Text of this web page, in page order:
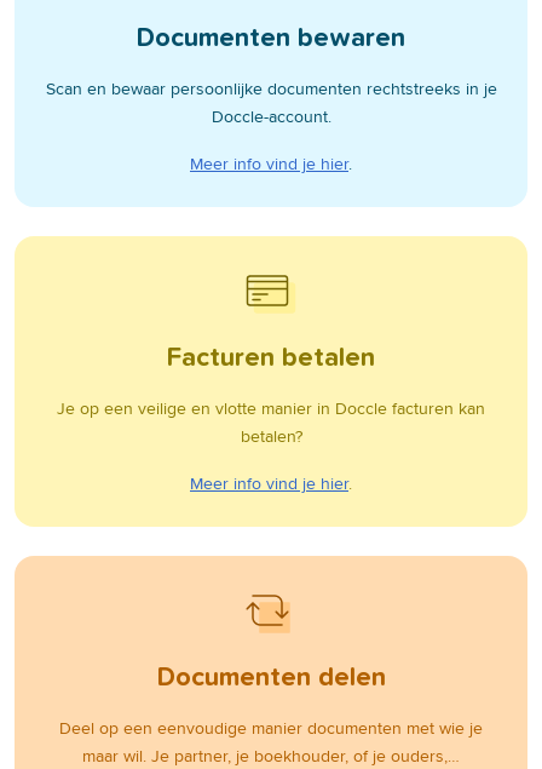
Documenten bewaren
Scan en bewaar persoonlijke documenten rechtstreeks in je
Doccle-account.
Meer info vind je hier.
Facturen betalen
Je op een veilige en vlotte manier in Doccle facturen kan
betalen?
Meer info vind je hier.
Documenten delen
Deel op een eenvoudige manier documenten met wie je
maar wil. Je partner, je boekhouder, of je ouders,…